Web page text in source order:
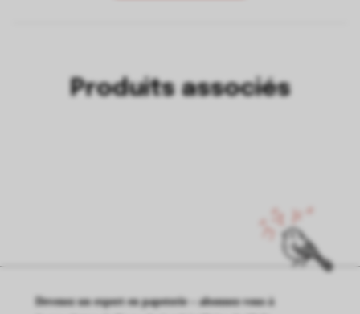
Produits associés
Devenez un expert en papeterie – abonnez-vous à